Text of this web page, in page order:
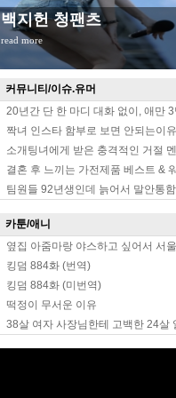
무대위 장원영 옆태
read more
커뮤니티/이슈.유머
20년간 단 한 마디 대화 없이, 애만
짝녀 인스타 함부로 보면 안되는이유
소개팅녀에게 받은 충격적인 거절
결혼 후 느끼는 가전제품 베스트 &
팀원들 92년생인데 늙어서 말안통
카툰/애니
옆집 아줌마랑 야스하고 싶어서 서
킹덤 884화 (번역)
킹덤 884화 (미번역)
떡정이 무서운 이유
38살 여자 사장님한테 고백한 24살